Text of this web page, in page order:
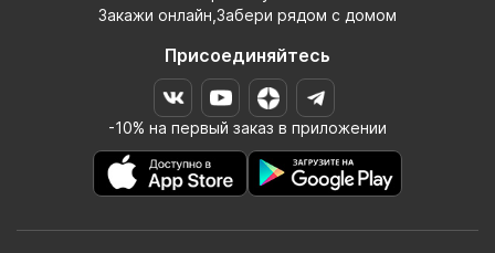
Закажи онлайн,Забери рядом с домом
Присоединяйтесь
-10% на первый заказ в приложении